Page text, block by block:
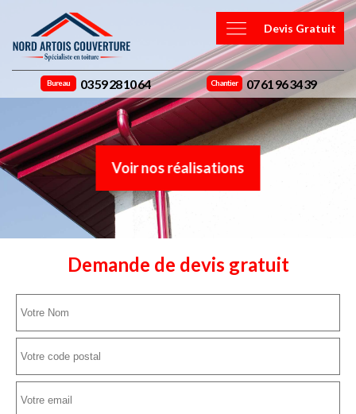
Devis Gratuit
Bureau 03 59 28 10 64 Chantier 07 61 96 34 39
Voir nos réalisations
Demande de devis gratuit